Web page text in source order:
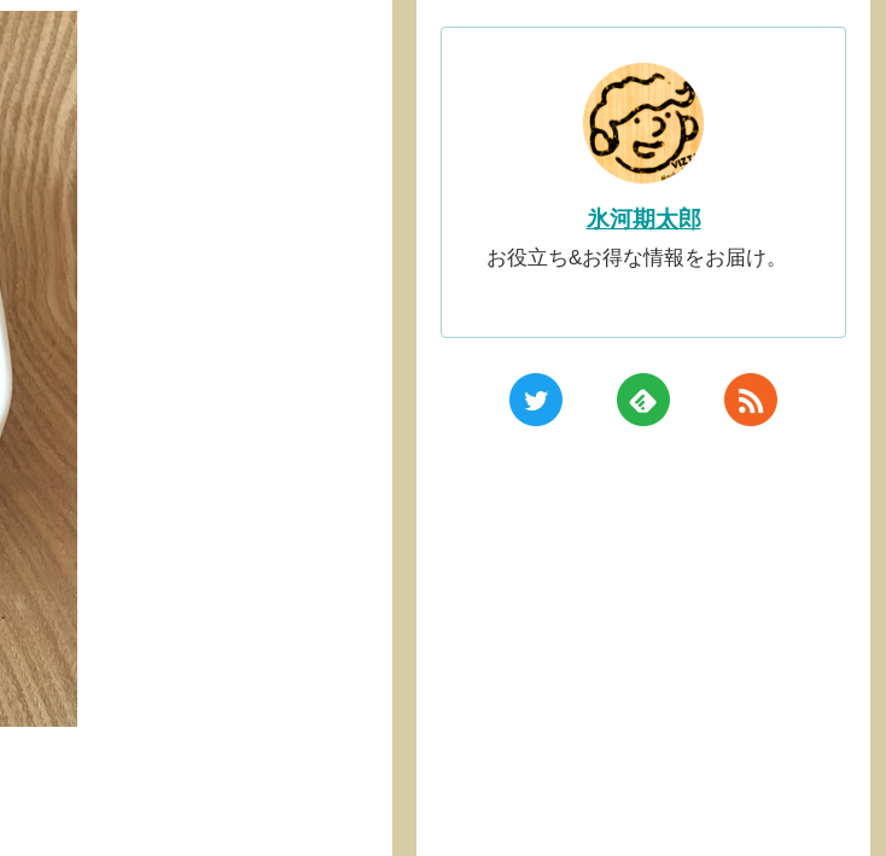
氷河期太郎
お役立ち&お得な情報をお届け。